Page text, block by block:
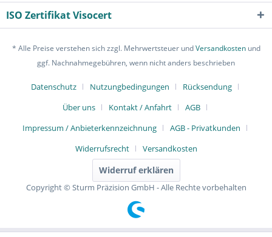
ISO Zertifikat Visocert
* Alle Preise verstehen sich zzgl. Mehrwertsteuer undVersandkostenund
ggf. Nachnahmegebühren, wenn nicht anders beschrieben
Datenschutz Nutzungbedingungen
Rücksendung
Über uns
Kontakt / Anfahrt
AGB
Impressum / Anbieterkennzeichnung
AGB - Privatkunden
Widerrufsrecht
Versandkosten
Widerruf erklären
Copyright © Sturm Präzision GmbH - Alle Rechte vorbehalten